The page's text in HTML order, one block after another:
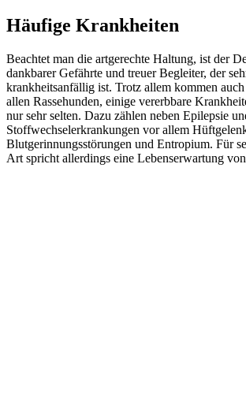
Häufige Krankheiten
Beachtet man die artgerechte Haltung, ist der
dankbarer Gefährte und treuer Begleiter, der
krankheitsanfällig ist. Trotz allem kommen
allen Rassehunden, einige vererbbare
nur sehr selten. Dazu zählen neben Epilepsie
Stoffwechselerkrankungen vor allem
Blutgerinnungsstörungen und Entropium. Für
Art spricht allerdings eine Lebenserwartung